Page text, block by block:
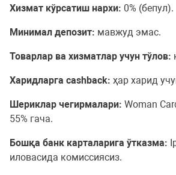
Хизмат кўрсатиш нархи: 0% (бепул).
Минимал депозит: мавжуд эмас.
Товарлар ва хизматлар учун тўлов:
Харидларга cashback: ҳар харид
Шериклар чегирмалари: Woman
55% гача.
Бошқа банк карталарига ўтказма:
иловасида комиссиясиз.